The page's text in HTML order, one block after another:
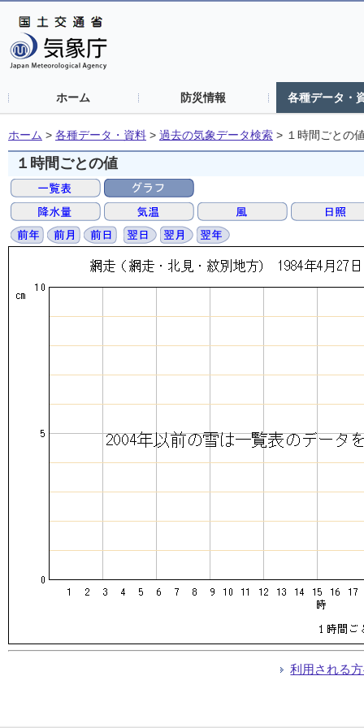
ホーム 防災情報 各種データ・
ホーム > 各種データ・資料 > 過去の気象データ検索 > １時間ごとの
１時間ごとの値
利用される